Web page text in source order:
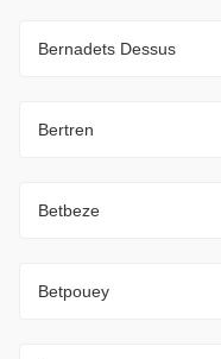
Bernadets Dessus
Bertren
Betbeze
Betpouey